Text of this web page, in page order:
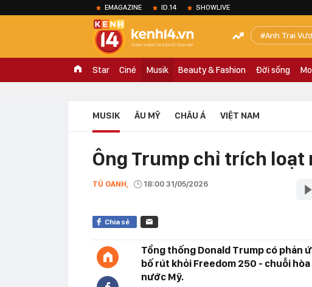
EMAGAZINE ID.14 SHOWLIVE
Anh Trai
Star Ciné Musik Beauty & Fashion Đời sống
MUSIK ÂU MỸ CHÂU Á VIỆT NAM
Ông Trump chỉ trích loạt
TÚ OANH, 18:00 31/05/2026
Chia sẻ
Tổng thống Donald Trump có phản
bố rút khỏi Freedom 250 - chuỗi
nước Mỹ.